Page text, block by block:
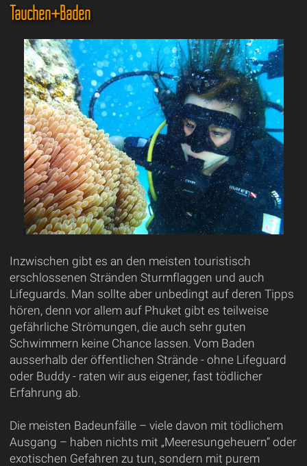
Tauchen+Baden
Inzwischen gibt es an den meisten touristisch
erschlossenen Stränden Sturmflaggen und auch
Lifeguards. Man sollte aber unbedingt auf deren Tipps
hören, denn vor allem auf Phuket gibt es teilweise
gefährliche Strömungen, die auch sehr guten
Schwimmern keine Chance lassen. Vom Baden
ausserhalb der öffentlichen Strände - ohne Lifeguard
oder Buddy - raten wir aus eigener, fast tödlicher
Erfahrung ab.
Die meisten Badeunfälle – viele davon mit tödlichem
Ausgang – haben nichts mit „Meeresungeheuern“ oder
exotischen Gefahren zu tun, sondern mit purem